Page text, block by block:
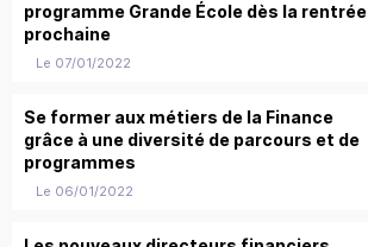
programme Grande École dès la rentrée
prochaine
Le 07/01/2022
Se former aux métiers de la Finance
grâce à une diversité de parcours et de
programmes
Le 06/01/2022